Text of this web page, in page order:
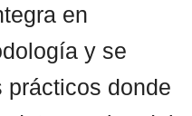
en
y se
prácticos donde